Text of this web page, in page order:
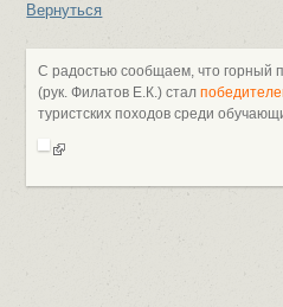
Вернуться
С радостью сообщаем, что горный
(рук. Филатов Е.К.) стал
туристских походов среди